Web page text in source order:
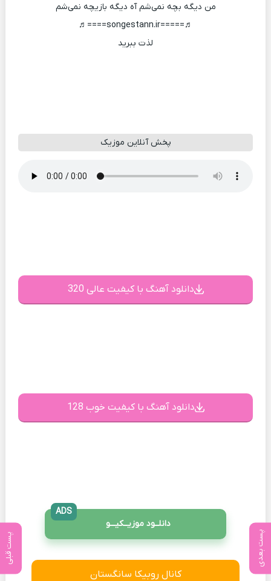
پست بعدی پست قبلی
من دیگه بچه نمی‌شم آه دیگه بازیچه نمی‌شم
♬=====songestann.ir====♬
لذت ببرید
پخش آنلاین موزیک
دانلود آهنگ با کیفیت عالی 320
دانلود آهنگ با کیفیت خوب 128
دانلــود موزیــکیـــو
ADS
کانال روبیکا سانگستان